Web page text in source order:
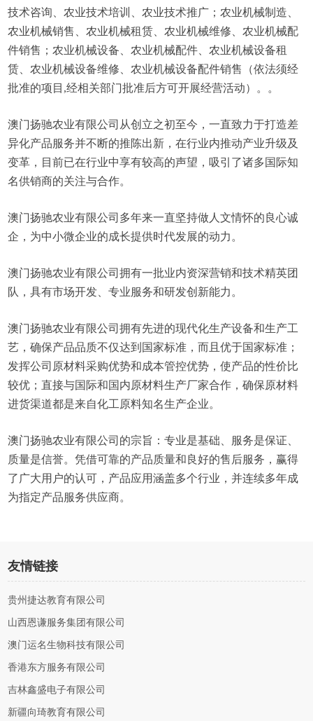
技术咨询、农业技术培训、农业技术推广；农业机械制造、
农业机械销售、农业机械租赁、农业机械维修、农业机械配
件销售；农业机械设备、农业机械配件、农业机械设备租
赁、农业机械设备维修、农业机械设备配件销售（依法须经
批准的项目,经相关部门批准后方可开展经营活动）。。
澳门扬驰农业有限公司从创立之初至今，一直致力于打造差
异化产品服务并不断的推陈出新，在行业内推动产业升级及
变革，目前已在行业中享有较高的声望，吸引了诸多国际知
名供销商的关注与合作。
澳门扬驰农业有限公司多年来一直坚持做人文情怀的良心诚
企，为中小微企业的成长提供时代发展的动力。
澳门扬驰农业有限公司拥有一批业内资深营销和技术精英团
队，具有市场开发、专业服务和研发创新能力。
澳门扬驰农业有限公司拥有先进的现代化生产设备和生产工
艺，确保产品品质不仅达到国家标准，而且优于国家标准；
发挥公司原材料采购优势和成本管控优势，使产品的性价比
较优；直接与国际和国内原材料生产厂家合作，确保原材料
进货渠道都是来自化工原料知名生产企业。
澳门扬驰农业有限公司的宗旨：专业是基础、服务是保证、
质量是信誉。凭借可靠的产品质量和良好的售后服务，赢得
了广大用户的认可，产品应用涵盖多个行业，并连续多年成
为指定产品服务供应商。
友情链接
贵州捷达教育有限公司
山西恩谦服务集团有限公司
澳门运名生物科技有限公司
香港东方服务有限公司
吉林鑫盛电子有限公司
新疆向琦教育有限公司